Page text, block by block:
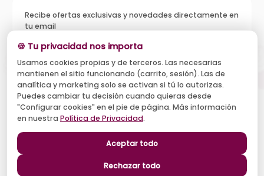
Recibe ofertas exclusivas y novedades directamente en
tu email
Acepto recibir novedades y ofertas, y el tratamiento de mi
email según la Política de Privacidad . Puedo darme de baja
cuando quiera.
Suscribirse
🍪 Tu privacidad nos importa
Usamos cookies propias y de terceros. Las necesarias
mantienen el sitio funcionando (carrito, sesión). Las de
analítica y marketing solo se activan si tú lo autorizas.
Puedes cambiar tu decisión cuando quieras desde
"Configurar cookies" en el pie de página. Más información
en nuestra Política de Privacidad.
Aceptar todo
Rechazar todo